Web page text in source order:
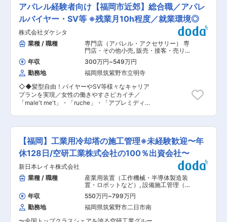
正で明確な評価制度があるため、成果が給与に直
結します。「やった分だけ収入を上げたい」「自
分の力を試したい」という方は、やりがいを感じ
ることができます。 ■キャリアパス 当社の営業
職の評価方法は成果主義となります。一般企業の
ように年齢や勤続年数で昇進が制限されることは
ありません。若くても実績を積んでいくことで、
20代でも役職に就くことができます。また、現在
は出店拡大中の為、キャリアアップのチャンスが
豊富です。 ■働きやすさ 平均残業時間16h／平均
年収870万円／年間休日115日＋有給取得義務5日
／男性育休100％（2025年度データ） ■同社に
ついて 年間4万6000棟以上の住宅販売を行な
「飯田グループホールディングス」。 その一員と
して、戸建て住宅の販売・仲介を手がけるのが当
しており、さらに拡大を考えています。 変更の範
囲：会社の定める業務
当エリアの顧客（養鶏場やパッキング工場）に赴
いて機器の納品、メンテナンス、修理等 ・海外メ
ンテナンス：担当エリアの顧客（養鶏場やパッキ
ング工場）に赴いて機器の納品、メンテナンス、
修理等 ・組み込みエンジニア：全自動鶏卵選別包
装装置の組込みプログラム／PCプログラム開発
業務を担当頂きます。 ・製品開発：全自動鶏卵選
別包装装置等の低圧設計を通した、新製品開発、
既存製品の機械設計変更、PLC／表示器プログラ
ム ・組み立て：当社製品の機内ハーネス作成と装
置への配線、及び入電確認作業。 ・製造：全自動
鶏卵選別包装装置等の組み立て業務 ■サービスエ
ンジニアの働き方補足： サービスエンジニアにつ
いては、選択制で週休3日制を取り入れていま
／週平均40時間 ・シフト制：土日も休みを取れ
る環境です。 ■働く環境： 本社には社員の希望
を取り入れた誰もが楽しく過ごせる休憩室を完備
しています。アイス食べ放題、ゲームで遊べる環
境です。休憩室以外にもバーカウンター（ビール
自販機もあります）も完備しており、とても風通
扱っている製品は、卵の洗浄・乾燥・重さの判
別、パッキングまでをライン化した全自動鶏卵選
別包装装置です。 卵がパッキングされるまで（洗
浄〜品質検査〜 パッキング）の作業を全てオート
アパレル経験者向け【福岡市近郊】総合職／アパレ
ルバイヤー・SV等 ※残業月10h程度／就業環境◎
株式会社ダケシタ
業種 / 職種
専門店（アパレル・アクセサリー） 専
門店・その他小売, 販売・接客・売り場
担当 エリアマネジャー・スーパーバイ
ザー
年収 300万円~549万円
勤務地
福岡県筑紫野市立明寺
◇◆髪型自由！バイヤーやSV等様々なキャリア
プランを実現／女性の働きやすさピカイチ／
「male't me't」・「ruche」・「アプレミディ」
を展開している当社の未来を担う人材として、お
客さまに選ばれるオンリーワンショップ作りをご
担当いただきます。※お客様は20代後半〜30代後
半です。総合職採用となり、まずは店舗スタッフ
としてスタートしていただきます。 ■1日の流れ
・起点準備や朝礼：早番スタッフ全員で朝礼 ・店
頭作業：店舗のレイアウト変更、マネキンのコー
ディネートなどスタッフ同士で相談しながら、魅
力あふれる売り場作り ・情報発信：ブログやイン
スタグラム等各店舗スタッフがショップ情報をタ
ブレットを使って発信 ・接客・フィッティング：
お客様一人ひとりのニーズに応じた接客。 ・閉店
【福岡】工業用冷却塔の施工管理※未経験歓迎〜年
休128日/空研工業株式会社の100％出資会社〜
新日本レイキ株式会社
業種 / 職種
産業用装置（工作機械・半導体製造装
置・ロボットなど） , 設備施工管理（空
調・衛生設備） その他設備施工管理
年収 550万円~799万円
勤務地
福岡県筑紫野市二日市南